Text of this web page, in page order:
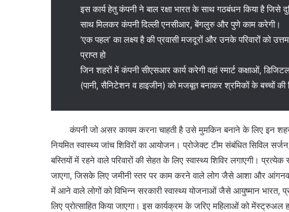
इस कार्य हेतु कंपनी ने बाल रक्षा भारत के साथ गठबंधन किया है
साथ मिलकर कंपनी दिल्ली एनसीआर, बेंगलुरु और पुणे काम करेगी।
’एक पहल’ का लक्ष्य है की प्रवासी मजदूरों और उनके परिवारों को
प्राप्त हो
जिन शहरों में कंपनी सीएसआर कार्य करेगी वहां स्मार्ट कक्षाओं,
(पानी, सैनिटेशन व हाइजीन) को मजबूत बनाकर श्रमिकों के बच्चों की
कंपनी जो असर कायम करना चाहती है उसे मुमकिन बनाने के लिए इन
नियमित स्वास्थ्य जांच शिविरों का आयोजन। प्रोजेक्ट टीम संबंधित सिविल
बस्तियों में रहने वाले परिवारों की सेहत के लिए स्वास्थ्य शिविर लगाएगी।
जाएगा, जिसके लिए जमीनी स्तर पर काम करने वाले लोग जैसे आशा और
में आने वाले लोगों को विभिन्न सरकारी स्वास्थ्य योजनाओं जैसे आयुष्मान भारत,
लिए प्रोत्साहित किया जाएगा। इस कार्यक्रम के जरिए महिलाओं को मेंस्ट्रुअल